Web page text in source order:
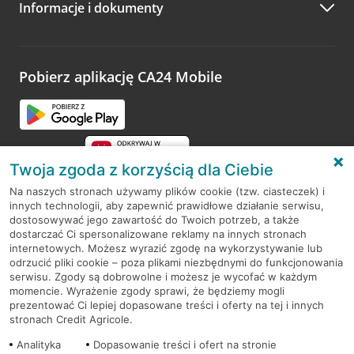
Zachęcamy do podzielenia się z nami opinią o wizycie.
opinie.
Informacje i dokumenty
Pobierz aplikację CA24 Mobile
RODO
Regulamin serwisu
Mapa serwisu
PolitykaCookies
Twoja zgoda z korzyścią dla Ciebie
Na naszych stronach używamy plików cookie (tzw. ciasteczek) i
innych technologii, aby zapewnić prawidłowe działanie serwisu,
dostosowywać jego zawartość do Twoich potrzeb, a także
dostarczać Ci spersonalizowane reklamy na innych stronach
internetowych. Możesz wyrazić zgodę na wykorzystywanie lub
odrzucić pliki cookie – poza plikami niezbędnymi do funkcjonowania
serwisu. Zgody są dobrowolne i możesz je wycofać w każdym
momencie. Wyrażenie zgody sprawi, że będziemy mogli
prezentować Ci lepiej dopasowane treści i oferty na tej i innych
stronach Credit Agricole.
Analityka
Dopasowanie treści i ofert na stronie